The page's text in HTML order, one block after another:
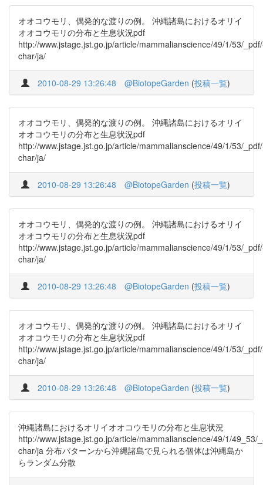
オオコウモリ、偶発的な渡りの例。 沖縄諸島におけるオリイ
オオコウモリの分布と生息状況pdf
http://www.jstage.jst.go.jp/article/mammalianscience/49/1/53/
char/ja/
2010-08-29 13:26:48 @BiotopeGarden (投稿一覧)
オオコウモリ、偶発的な渡りの例。 沖縄諸島におけるオリイ
オオコウモリの分布と生息状況pdf
http://www.jstage.jst.go.jp/article/mammalianscience/49/1/53/
char/ja/
2010-08-29 13:26:48 @BiotopeGarden (投稿一覧)
オオコウモリ、偶発的な渡りの例。 沖縄諸島におけるオリイ
オオコウモリの分布と生息状況pdf
http://www.jstage.jst.go.jp/article/mammalianscience/49/1/53/
char/ja/
2010-08-29 13:26:48 @BiotopeGarden (投稿一覧)
オオコウモリ、偶発的な渡りの例。 沖縄諸島におけるオリイ
オオコウモリの分布と生息状況pdf
http://www.jstage.jst.go.jp/article/mammalianscience/49/1/53/
char/ja/
2010-08-29 13:26:48 @BiotopeGarden (投稿一覧)
沖縄諸島におけるオリイオオコウモリの分布と生息状況
http://www.jstage.jst.go.jp/article/mammalianscience/49/1/49_53/
char/ja 分布パターンから沖縄諸島で見られる個体は沖縄島か
らランダム分散